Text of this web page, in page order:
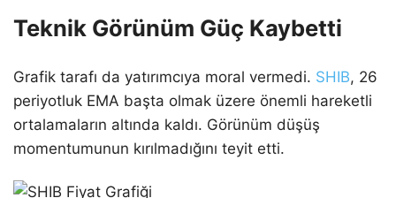
Teknik Görünüm Güç Kaybetti
Grafik tarafı da yatırımcıya moral vermedi. SHIB, 26
periyotluk EMA başta olmak üzere önemli hareketli
ortalamaların altında kaldı. Görünüm düşüş
momentumunun kırılmadığını teyit etti.